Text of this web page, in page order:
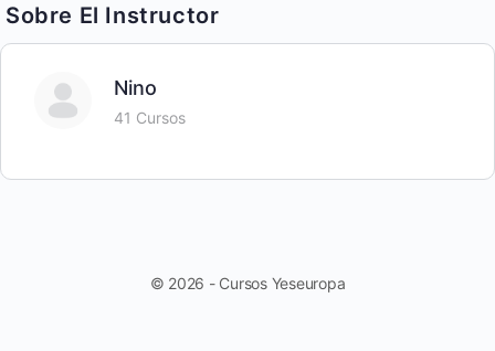
Sobre El Instructor
Nino
41 Cursos
© 2026 - Cursos Yeseuropa